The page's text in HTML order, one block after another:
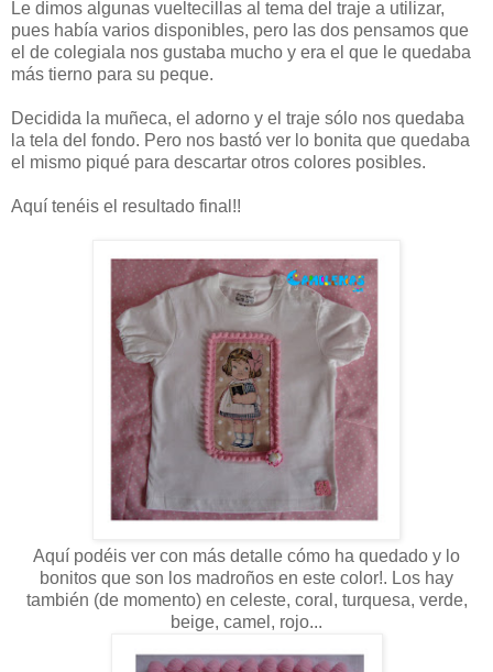
Le dimos algunas vueltecillas al tema del traje a utilizar,
pues había varios disponibles, pero las dos pensamos que
el de colegiala nos gustaba mucho y era el que le quedaba
más tierno para su peque.
Decidida la muñeca, el adorno y el traje sólo nos quedaba
la tela del fondo. Pero nos bastó ver lo bonita que quedaba
el mismo piqué para descartar otros colores posibles.
Aquí tenéis el resultado final!!
Aquí podéis ver con más detalle cómo ha quedado y lo
bonitos que son los madroños en este color!. Los hay
también (de momento) en celeste, coral, turquesa, verde,
beige, camel, rojo...